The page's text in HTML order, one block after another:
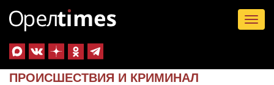
ПРОИСШЕСТВИЯ И КРИМИНАЛ